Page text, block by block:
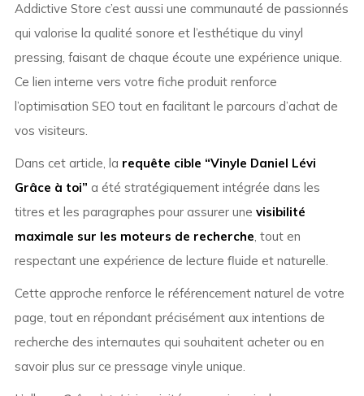
Addictive Store c’est aussi une communauté de passionnés
qui valorise la qualité sonore et l’esthétique du vinyl
pressing, faisant de chaque écoute une expérience unique.
Ce lien interne vers votre fiche produit renforce
l’optimisation SEO tout en facilitant le parcours d’achat de
vos visiteurs.
Dans cet article, la requête cible “Vinyle Daniel Lévi
Grâce à toi” a été stratégiquement intégrée dans les
titres et les paragraphes pour assurer une visibilité
maximale sur les moteurs de recherche, tout en
respectant une expérience de lecture fluide et naturelle.
Cette approche renforce le référencement naturel de votre
page, tout en répondant précisément aux intentions de
recherche des internautes qui souhaitent acheter ou en
savoir plus sur ce pressage vinyle unique.